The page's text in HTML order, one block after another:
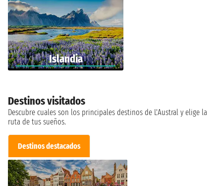
Islandia
Destinos visitados
Descubre cuales son los principales destinos de L'Austral y elige la
ruta de tus sueños.
Destinos destacados